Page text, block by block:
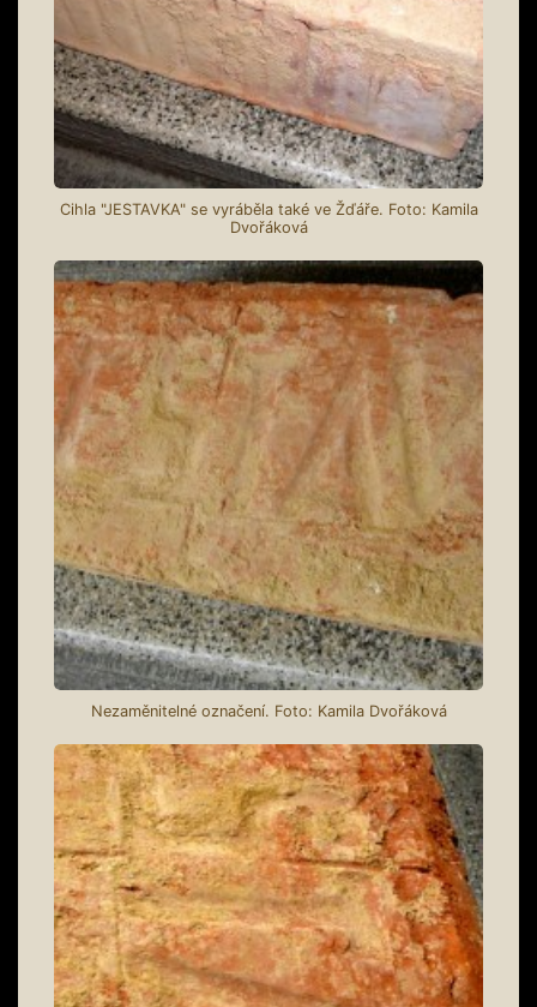
Cihla "JESTAVKA" se vyráběla také ve Žďáře. Foto: Kamila
Dvořáková
Nezaměnitelné označení. Foto: Kamila Dvořáková